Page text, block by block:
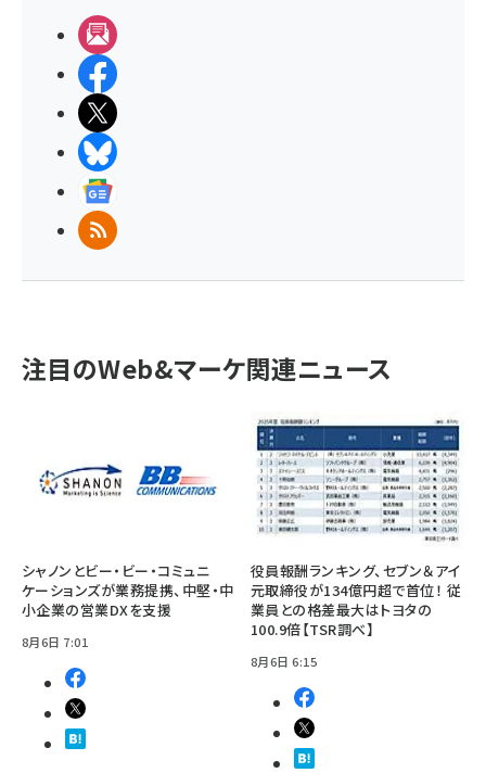
RSS
注目のWeb&マーケ関連ニュース
シャノンとビー・ビー・コミュニ
ケーションズが業務提携、中堅・中
小企業の営業DXを支援
8月6日 7:01
役員報酬ランキング、セブン＆アイ
元取締役が134億円超で首位！ 従
業員との格差最大はトヨタの
100.9倍【TSR調べ】
8月6日 6:15